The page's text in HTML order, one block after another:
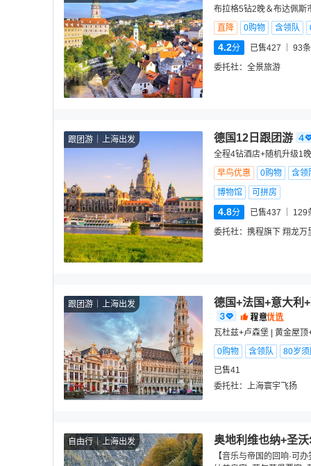
布拉格5钻2晚＆布达佩斯
直降
0购物 含领队
4.2分 已售427 93
委托社： 全景旅游
跟团游 上海出发 德国12日跟团游
全程4钻酒店+随机升级1
早鸟优惠
0购物
含领
博物馆
可拼房
4.8分 已售437 129
委托社： 携程旗下 翔龙万
跟团游 上海出发 德国+法国+意大利
瓦杜兹+卢森堡 | 黄金屋
0购物
含领队
80岁
已售41
委托社： 上海寰宇飞扬
自由行 上海出发 奥地利维也纳+圣
【音乐与帝国的回响·可